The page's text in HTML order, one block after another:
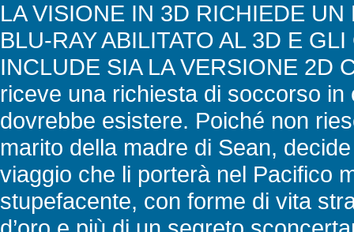
LA VISIONE IN 3D RICHIEDE
BLU-RAY ABILITATO AL 3D E
INCLUDE SIA LA VERSIONE 2D
riceve una richiesta di soccorso
dovrebbe esistere. Poiché non
marito della madre di Sean,
viaggio che li porterà nel Pacifico
stupefacente, con forme di vita